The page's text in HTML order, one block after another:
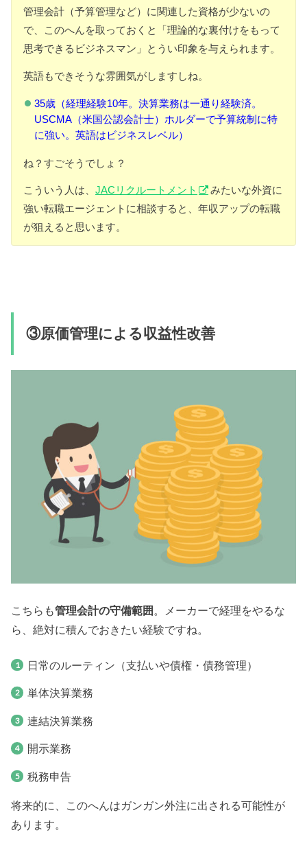
管理会計（予算管理など）に関連した資格が少ないの
で、このへんを取っておくと「理論的な裏付けをもって
思考できるビジネスマン」とうい印象を与えられます。
英語もできそうな雰囲気がしますしね。
35歳（経理経験10年。決算業務は一通り経験済。
USCMA（米国公認会計士）ホルダーで予算統制に特
に強い。英語はビジネスレベル）
ね？すごそうでしょ？
こういう人は、JACリクルートメント
みたいな外資に
強い転職エージェントに相談すると、年収アップの転職
が狙えると思います。
③原価管理による収益性改善
こちらも管理会計の守備範囲
。メーカーで経理をやるな
ら、絶対に積んでおきたい経験ですね。
日常のルーティン（支払いや債権・債務管理）
単体決算業務
連結決算業務
開示業務
税務申告
将来的に、このへんはガンガン外注に出される可能性が
あります。